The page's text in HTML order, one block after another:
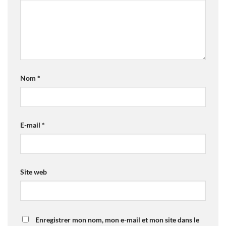
Nom *
E-mail *
Site web
Enregistrer mon nom, mon e-mail et mon site dans le